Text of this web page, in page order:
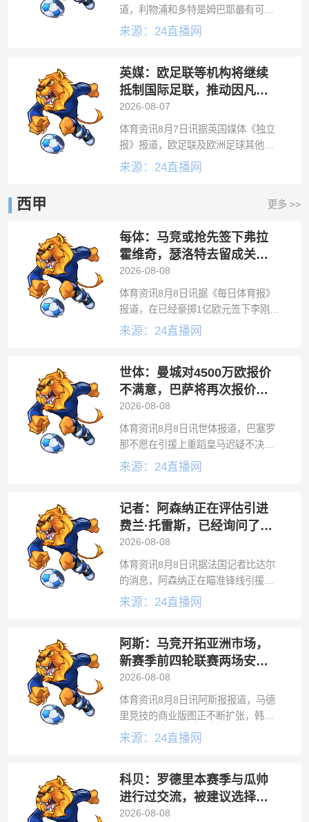
道，利物浦和多特是姆巴耶最有可能
的下家。在1.56亿欧卖出贡萨洛·拉莫
乐部管理层正面临两个棘手的内部难
题
来源：24直播网
英媒：欧足联等机构将继续
抵制国际足联，推动因凡蒂
诺下台
2026-08-07
体育资讯8月7日讯据英国媒体《独立
报》报道，欧足联及欧洲足球其他关
键利益相关方将继续推进推翻国际足
加大力度，甚至可能让国际足联无法
来源：24直播网
西甲 更多 >>
每体：马竞或抢先签下弗拉
霍维奇，瑟洛特去留成关键
变量
2026-08-08
体育资讯8月8日讯据《每日体育报》
报道，在已经豪掷1亿欧元签下李刚
仁、格里马尔多和尤尔曼后，马德里
次，西蒙尼的球队处于领先身位。夏
窗动静不
来源：24直播网
世体：曼城对4500万欧报价
不满意，巴萨将再次报价罗
德里
2026-08-08
体育资讯8月8日讯世体报道，巴塞罗
那不愿在引援上重蹈皇马迟疑不决的
覆辙。据俱乐部消息人士证实，在确
向曼城递交了首份报价。巴萨的意图
很明确
来源：24直播网
记者：阿森纳正在评估引进
费兰·托雷斯，已经询问了球
员情况
2026-08-08
体育资讯8月8日讯据法国记者比达尔
的消息，阿森纳正在瞄准锋线引援，
他们询问了费兰·托雷斯的情况。阿森
离开巴萨。此外，巴黎圣日耳曼依然
在关
来源：24直播网
阿斯：马竞开拓亚洲市场，
新赛季前四轮联赛两场安排
在下午踢
2026-08-08
体育资讯8月8日讯阿斯报报道，马德
里竞技的商业版图正不断扩张，韩国
球星李刚仁的加盟让俱乐部的目光进
积极争取调整开球时间。在新赛季前
四轮联赛
来源：24直播网
科贝：罗德里本赛季与瓜帅
进行过交流，被建议选择巴
萨，而非皇马
2026-08-08